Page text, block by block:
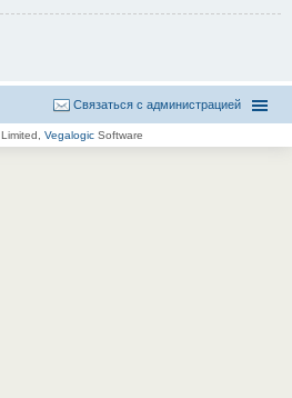
Связаться с администрацией
Limited, Vegalogic Software